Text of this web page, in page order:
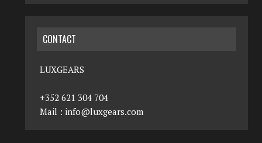
CONTACT
LUXGEARS
+352 621 304 704
Mail : info@luxgears.com